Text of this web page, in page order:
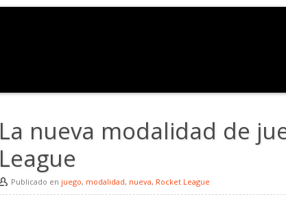
La nueva modalidad de
League
Publicado en juego, modalidad, nueva, Rocket League